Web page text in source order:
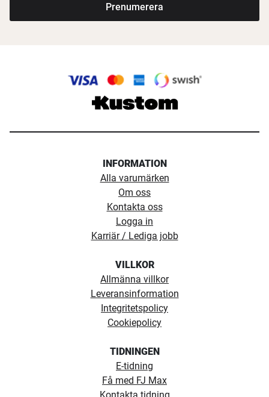
Prenumerera
INFORMATION
Alla varumärken
Om oss
Kontakta oss
Logga in
Karriär / Lediga jobb
VILLKOR
Allmänna villkor
Leveransinformation
Integritetspolicy
Cookiepolicy
TIDNINGEN
E-tidning
Få med FJ Max